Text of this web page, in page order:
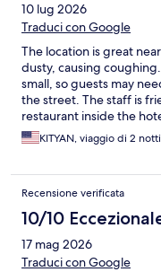
10 lug 2026
Traduci con Google
The location is great
dusty, causing
small, so guests may
the street. The staff is
restaurant inside the
KITYAN, viaggio di 2 notti
Recensione verificata
10/10
17 mag 2026
Traduci con Google